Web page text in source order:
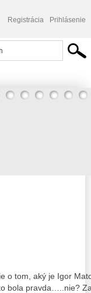
Registrácia Prihlásenie
o tom, aký je Igor
bola pravda…..nie?